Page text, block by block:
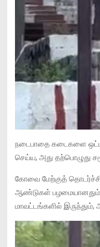
நடைபாதை கடைகளை
செய்ய, அது தற்பொழுது
​கோவை மேற்குத் தொடர்ச்சி
ஆண்டுகள் பழமையானதும்,
மாவட்டங்களில்